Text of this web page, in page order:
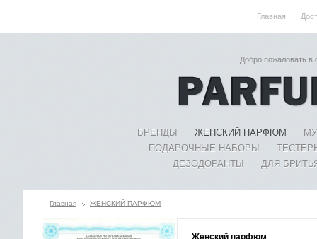
Главная
Добро пожаловать
БРЕНДЫ ЖЕНСКИЙ ПАРФЮМ
ПОДАРОЧНЫЕ НАБОРЫ
ДЕЗОДОРАНТЫ
ДЛЯ
Главная ЖЕНСКИЙ ПАРФЮМ
Женский парфюм